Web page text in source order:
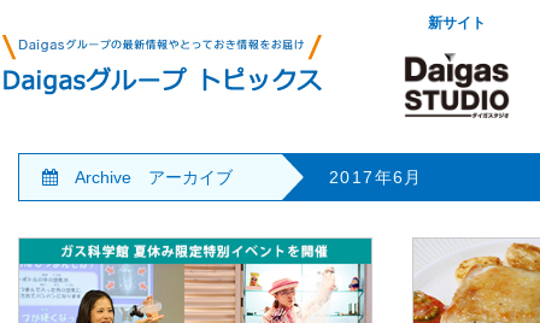
新サイト
Archive アーカイブ 2017年6月